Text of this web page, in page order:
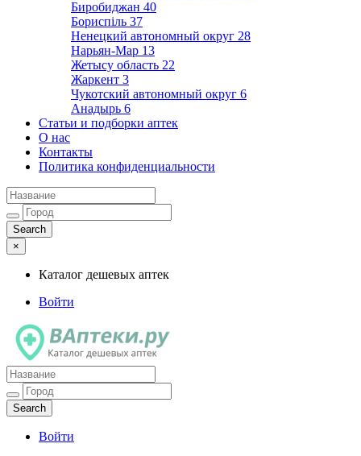
Биробиджан 40
Бориспіль 37
Ненецкий автономный округ 28
Нарьян-Мар 13
Жетысу область 22
Жаркент 3
Чукотский автономный округ 6
Анадырь 6
Статьи и подборки аптек
О нас
Контакты
Политика конфиденциальности
×
Каталог дешевых аптек
Войти
Каталог дешевых аптек
Войти